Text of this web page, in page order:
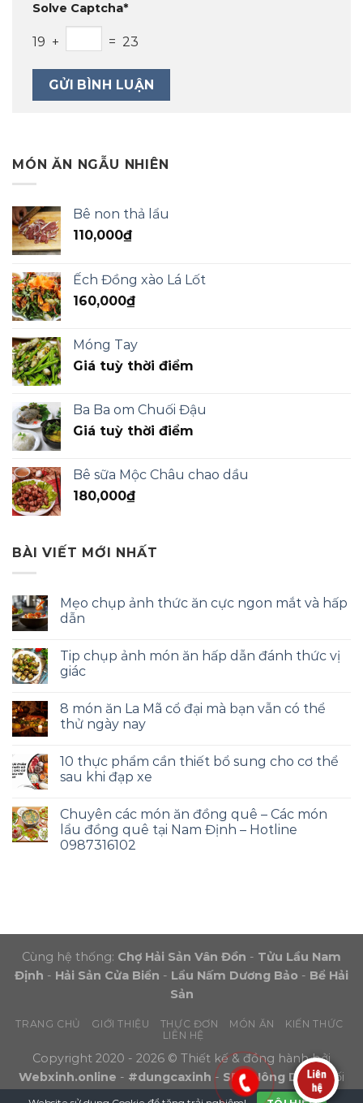
Solve Captcha*
19 + = 23
MÓN ĂN NGẪU NHIÊN
Bê non thả lẩu
110,000₫
Ếch Đồng xào Lá Lốt
160,000₫
Móng Tay
Giá tuỳ thời điểm
Ba Ba om Chuối Đậu
Giá tuỳ thời điểm
Bê sữa Mộc Châu chao dầu
180,000₫
BÀI VIẾT MỚI NHẤT
Mẹo chụp ảnh thức ăn cực ngon mắt và hấp
dẫn
Tip chụp ảnh món ăn hấp dẫn đánh thức vị
giác
8 món ăn La Mã cổ đại mà bạn vẫn có thể
thử ngày nay
10 thực phẩm cần thiết bổ sung cho cơ thể
sau khi đạp xe
Chuyên các món ăn đồng quê – Các món
lẩu đồng quê tại Nam Định – Hotline
0987316102
Cùng hệ thống: Chợ Hải Sản Vân Đồn - Tửu Lầu Nam
Định - Hải Sản Cửa Biển - Lẩu Nấm Dương Bảo - Bể Hải
Sản
TRANG CHỦ GIỚI THIỆU THỰC ĐƠN MÓN ĂN
KIẾN THỨC
LIÊN HỆ
Copyright 2020 - 2026 © Thiết kế & đồng hành bởi
Webxinh.online - #dungcaxinh - SEO Nông Dân- Đối
Phúc Mãn Lầu